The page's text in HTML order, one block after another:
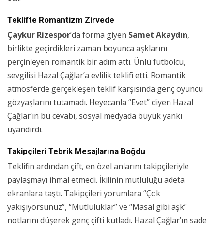
Teklifte Romantizm Zirvede
Çaykur Rizespor’da forma giyen Samet Akaydın,
birlikte geçirdikleri zaman boyunca aşklarını
perçinleyen romantik bir adım attı. Ünlü futbolcu,
sevgilisi Hazal Çağlar’a evlilik teklifi etti. Romantik
atmosferde gerçekleşen teklif karşısında genç oyuncu
gözyaşlarını tutamadı. Heyecanla “Evet” diyen Hazal
Çağlar’ın bu cevabı, sosyal medyada büyük yankı
uyandırdı.
Takipçileri Tebrik Mesajlarına Boğdu
Teklifin ardından çift, en özel anlarını takipçileriyle
paylaşmayı ihmal etmedi. İkilinin mutluluğu adeta
ekranlara taştı. Takipçileri yorumlara “Çok
yakışıyorsunuz”, “Mutluluklar” ve “Masal gibi aşk”
notlarını düşerek genç çifti kutladı. Hazal Çağlar’ın sade